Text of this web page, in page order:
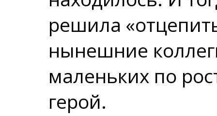
решила
нынешние
маленьких по
герой.